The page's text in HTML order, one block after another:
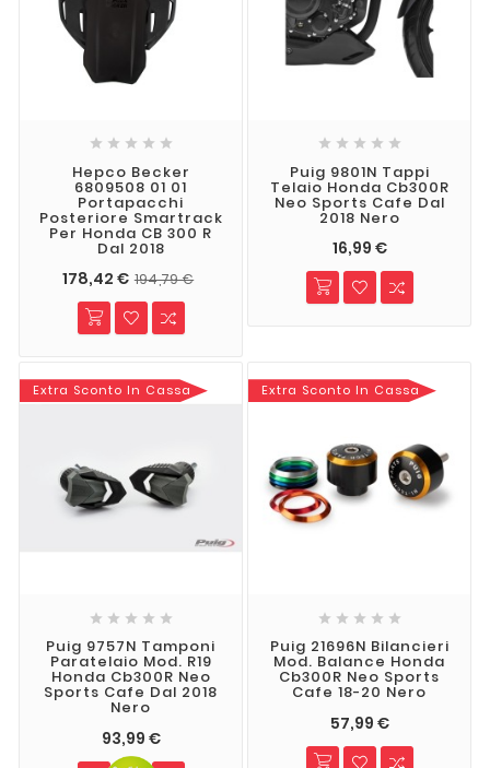
    
Hepco Becker
6809508 01 01
Portapacchi
Posteriore Smartrack
Per Honda CB 300 R
Dal 2018
178,42 € 194,79 €
    
Puig 9801N Tappi
Telaio Honda Cb300R
Neo Sports Cafe Dal
2018 Nero
16,99 €
Extra Sconto In Cassa
    
Puig 9757N Tamponi
Paratelaio Mod. R19
Honda Cb300R Neo
Sports Cafe Dal 2018
Nero
93,99 €
Extra Sconto In Cassa
    
Puig 21696N Bilancieri
Mod. Balance Honda
Cb300R Neo Sports
Cafe 18-20 Nero
57,99 €